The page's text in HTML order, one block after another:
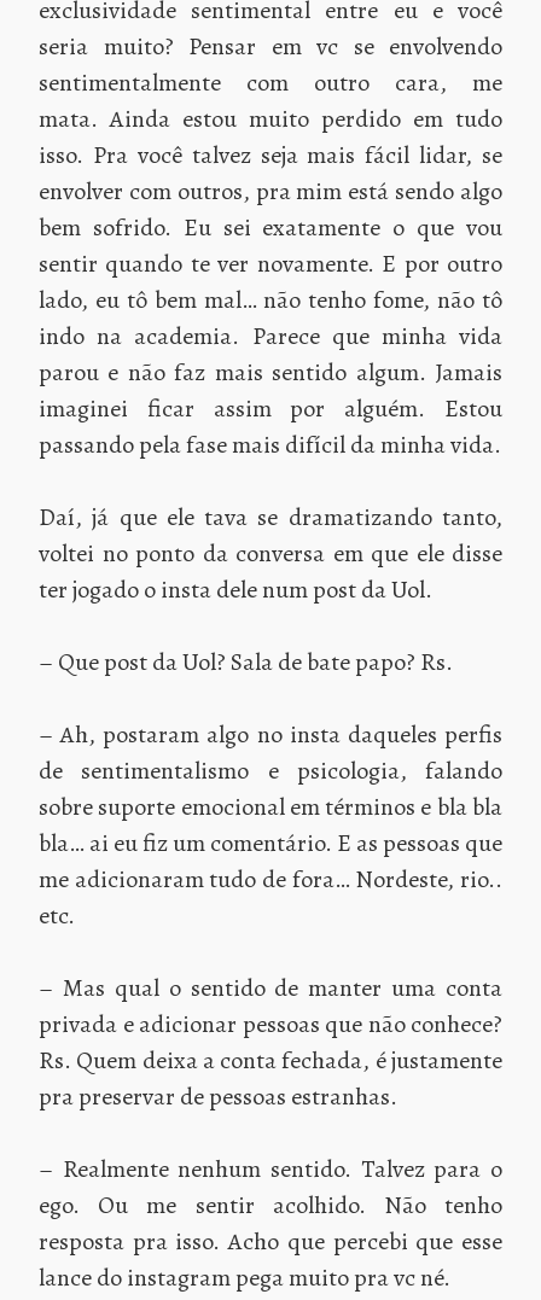
exclusividade sentimental entre eu e você
seria muito? Pensar em vc se envolvendo
sentimentalmente com outro cara, me
mata. Ainda estou muito perdido em tudo
isso. Pra você talvez seja mais fácil lidar, se
envolver com outros, pra mim está sendo algo
bem sofrido. Eu sei exatamente o que vou
sentir quando te ver novamente. E por outro
lado, eu tô bem mal… não tenho fome, não tô
indo na academia. Parece que minha vida
parou e não faz mais sentido algum. Jamais
imaginei ficar assim por alguém. Estou
passando pela fase mais difícil da minha vida.
Daí, já que ele tava se dramatizando tanto,
voltei no ponto da conversa em que ele disse
ter jogado o insta dele num post da Uol.
– Que post da Uol? Sala de bate papo? Rs.
– Ah, postaram algo no insta daqueles perfis
de sentimentalismo e psicologia, falando
sobre suporte emocional em términos e bla bla
bla… ai eu fiz um comentário. E as pessoas que
me adicionaram tudo de fora… Nordeste, rio..
etc.
– Mas qual o sentido de manter uma conta
privada e adicionar pessoas que não conhece?
Rs. Quem deixa a conta fechada, é justamente
pra preservar de pessoas estranhas.
– Realmente nenhum sentido. Talvez para o
ego. Ou me sentir acolhido. Não tenho
resposta pra isso. Acho que percebi que esse
lance do instagram pega muito pra vc né.